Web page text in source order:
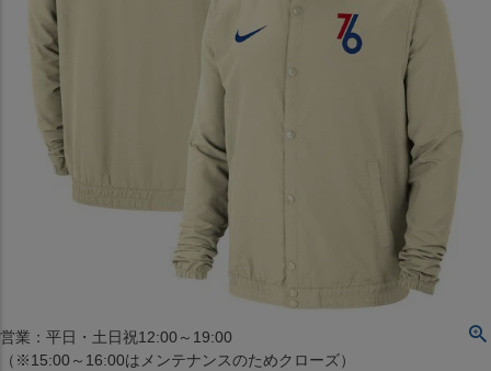
JR水道橋駅西口店
営業：土・日・祝日のみ 12:00-18:00
〒101-0061
東京都千代田区神田三崎町２丁目２２−１ 1F
セレクション名古屋エスカ地下街店
営業：平日・土日祝12:00～19:00
（※15:00～16:00はメンテナンスのためクローズ）